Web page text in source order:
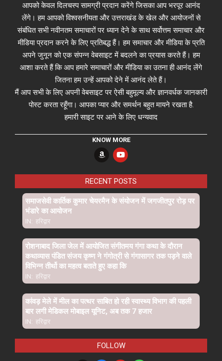
आपको केवल दिलचस्प सामग्री प्रदान करेंगे जिसका आप भरपूर आनंद
लेंगे। हम आपको विश्वसनीयता और उत्तराखंड के खेल और आयोजनों से
संबंधित सभी नवीनतम समाचारों पर ध्यान देने के साथ सर्वोत्तम समाचार और
मीडिया प्रदान करने के लिए प्रतिबद्ध हैं। हम समाचार और मीडिया के प्रति
अपने जुनून को एक संपन्न वेबसाइट में बदलने का प्रयास करते हैं। हम
आशा करते हैं कि आप हमारे समाचारों और मीडिया का उतना ही आनंद लेंगे
जितना हम उन्हें आपको देने में आनंद लेते हैं।
मैं आप सभी के लिए अपनी वेबसाइट पर ऐसी बहुमूल्य और ज्ञानवर्धक जानकारी
पोस्ट करता रहूँगा। आपका प्यार और समर्थन बहुत मायने रखता है.
हमारी साइट पर आने के लिए धन्यवाद
KNOW MORE
RECENT POSTS
समाजसेवी कार्तिक कुमार चेयरमैन के संयोजन में जगजीतपुर रोड़ पर
भंडारे का आयोजन
IN: हरिद्वार
रोशनाबाद जिला जेल में आयोजित संगीतमय गंगा कथा के दौरान
कथाव्यास पंडित संजय कृष्ण ने गंगोत्री से गंगासागर तक पड़ने वाले
विभिन्न तीर्थो का महत्व बताते हुए कहा कि
IN: हरिद्वार
कांवड़ मेले में मील का पत्थर साबित हो रही स्वास्थ्य विभाग की पहली
बार लगी मेडिकल मोबाइल यूनिट, अब तक 7 हजार
IN: हरिद्वार
FOLLOW